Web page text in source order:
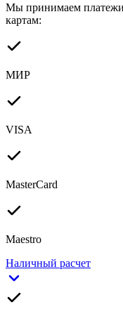
Мы принимаем
картам:
МИР
VISA
MasterCard
Maestro
Наличный расчет